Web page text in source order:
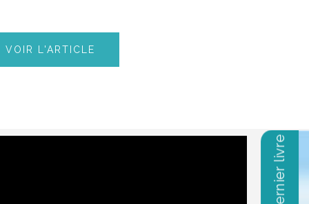
VOIR L'ARTICLE